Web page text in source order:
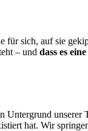
sich, auf sie
– und dass es
Untergrund unserer
hat. Wir